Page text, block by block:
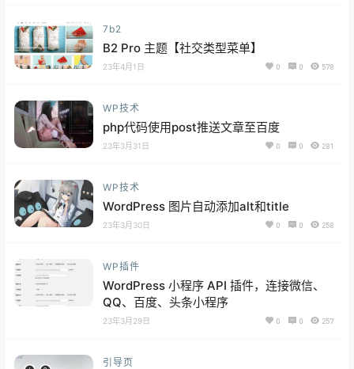
7b2
B2 Pro 主题【社交类型菜单】
23年4月1日 0 0 578
WP技术
php代码使用post推送文章至百度
23年3月31日 0 0 281
WP技术
WordPress 图片自动添加alt和title
23年3月30日 0 0 258
WP插件
WordPress 小程序 API 插件，连接微信、
QQ、百度、头条小程序
23年3月29日 0 0 257
引导页